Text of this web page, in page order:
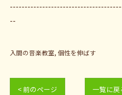
--
入間の音楽教室 個性を伸ばす
< 前のページ 一覧に戻